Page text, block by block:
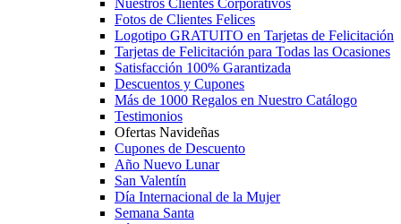
Nuestros Clientes Corporativos
Fotos de Clientes Felices
Logotipo GRATUITO en Tarjetas de Felicitación
Tarjetas de Felicitación para Todas las Ocasiones
Satisfacción 100% Garantizada
Descuentos y Cupones
Más de 1000 Regalos en Nuestro Catálogo
Testimonios
Ofertas Navideñas
Cupones de Descuento
Año Nuevo Lunar
San Valentín
Día Internacional de la Mujer
Semana Santa